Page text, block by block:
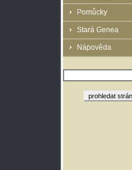
Pomůcky
Stará Genea
Nápověda